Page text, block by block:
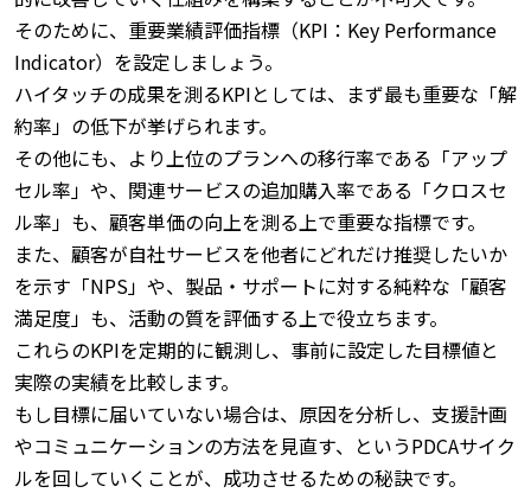
そのために、重要業績評価指標（KPI：Key Performance
Indicator）を設定しましょう。
ハイタッチの成果を測るKPIとしては、まず最も重要な「解
約率」の低下が挙げられます。
その他にも、より上位のプランへの移行率である「アップ
セル率」や、関連サービスの追加購入率である「クロスセ
ル率」も、顧客単価の向上を測る上で重要な指標です。
また、顧客が自社サービスを他者にどれだけ推奨したいか
を示す「NPS」や、製品・サポートに対する純粋な「顧客
満足度」も、活動の質を評価する上で役立ちます。
これらのKPIを定期的に観測し、事前に設定した目標値と
実際の実績を比較します。
もし目標に届いていない場合は、原因を分析し、支援計画
やコミュニケーションの方法を見直す、というPDCAサイク
ルを回していくことが、成功させるための秘訣です。